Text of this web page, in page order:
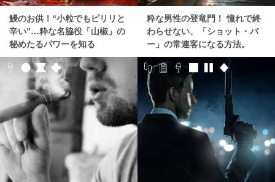
鰻のお供！“小粒でもピリリと
辛い”…粋な名脇役「山椒」の
秘めたるパワーを知る
粋な男性の登竜門！ 憧れで終
わらせない、「ショット・バ
ー」の常連客になる方法。